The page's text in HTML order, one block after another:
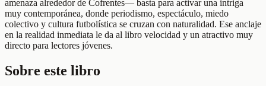
amenaza alrededor de Cofrentes— basta para activar una intriga
muy contemporánea, donde periodismo, espectáculo, miedo
colectivo y cultura futbolística se cruzan con naturalidad. Ese anclaje
en la realidad inmediata le da al libro velocidad y un atractivo muy
directo para lectores jóvenes.
Sobre este libro